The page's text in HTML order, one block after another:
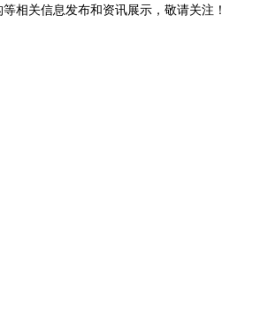
相关信息发布和资讯展示，敬请关注！